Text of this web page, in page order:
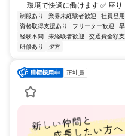
環境で快適に働けます ✅ 座
制服あり 業界未経験者歓迎 社員登
資格取得支援あり
フリーター歓迎
経験不問
未経験者歓迎 交通費全額
研修あり
夕方
正社員